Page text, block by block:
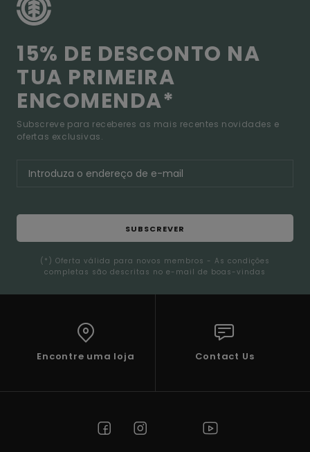
15% DE DESCONTO NA
TUA PRIMEIRA
ENCOMENDA*
Subscreve para receberes as mais recentes novidades e
ofertas exclusivas.
SUBSCREVER
(*) Oferta válida para novos membros - As condições
completas são descritas no e-mail de boas-vindas
Encontre uma loja Contact Us